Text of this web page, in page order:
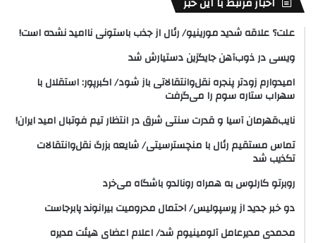
علت؟ علاقه شدید مورینیو/ رئال از جذب باستونی ناامید نشده است!
ویسی در ذوب‌آهن جایگزین دستیارش شد
امیدوارم زودتر پنجره نقل‌وانتقالاتی باز شود/ اکبرپور: استقلال با
سهراب ستاره سوم را می‌گرفت
نایب‌قهرمان آسیا و قدرت سنتی شرق در انتظار تیم فوتبال امید ایران!
تماس مستقیم رئال با منچسترسیتی/ شایعه بزرگ نقل‌وانتقالات
تکذیب شد
روبرتو کارلوس به همراه رونالدو باشگاه می‌خرد
دو خبر جدید از پرسپولیس/ احتمال محرومیت بیرانوند پابرجاست
محمدی مدیرعامل آلومینیوم شد/ اعلام اعضای هیئت‌ مدیره